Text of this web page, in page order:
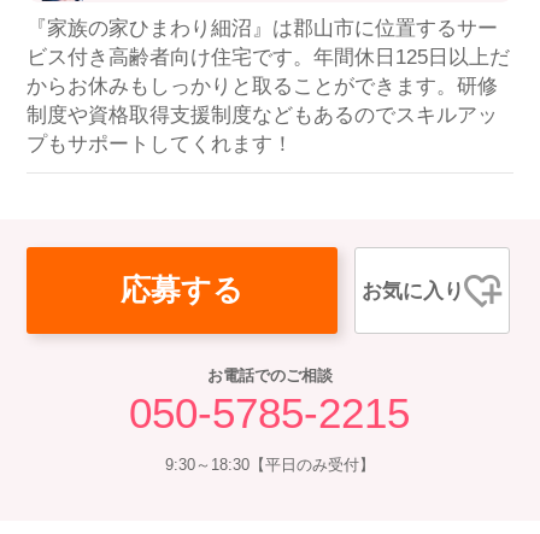
『家族の家ひまわり細沼』は郡山市に位置するサー
ビス付き高齢者向け住宅です。年間休日125日以上だ
からお休みもしっかりと取ることができます。研修
制度や資格取得支援制度などもあるのでスキルアッ
プもサポートしてくれます！
応募する お気に入り
お電話でのご相談
050-5785-2215
9:30～18:30【平日のみ受付】